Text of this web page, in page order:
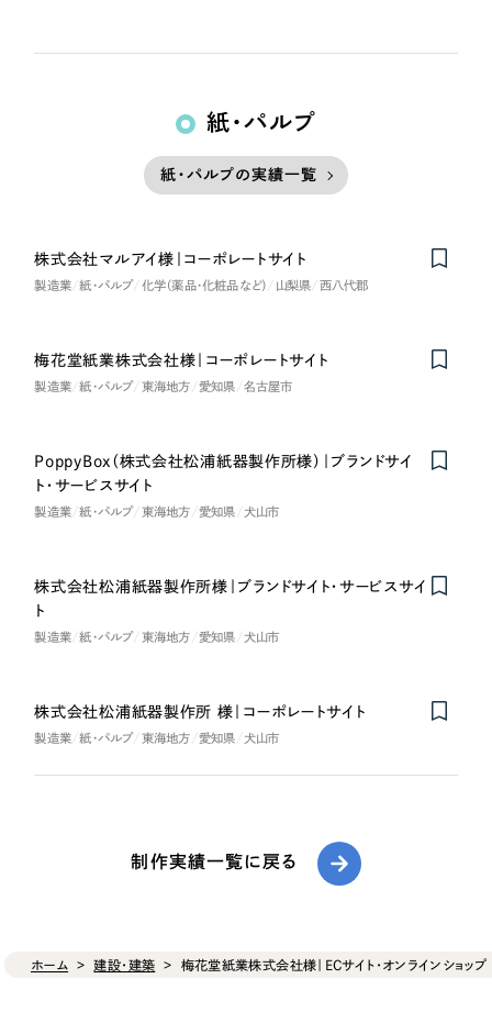
紙・パルプ
紙・パルプの実績一覧
株式会社マルアイ様｜コーポレートサイト
製造業 紙・パルプ 化学（薬品・化粧品など） 山梨県 西八代郡
梅花堂紙業株式会社様｜コーポレートサイト
製造業 紙・パルプ 東海地方 愛知県 名古屋市
PoppyBox（株式会社松浦紙器製作所様）｜ブランドサイ
ト・サービスサイト
製造業 紙・パルプ 東海地方 愛知県 犬山市
株式会社松浦紙器製作所様｜ブランドサイト・サービスサイ
ト
製造業 紙・パルプ 東海地方 愛知県 犬山市
株式会社松浦紙器製作所 様｜コーポレートサイト
製造業 紙・パルプ 東海地方 愛知県 犬山市
制作実績一覧に戻る
ホーム 建設・建築 梅花堂紙業株式会社様｜ECサイト・オンラインショップ